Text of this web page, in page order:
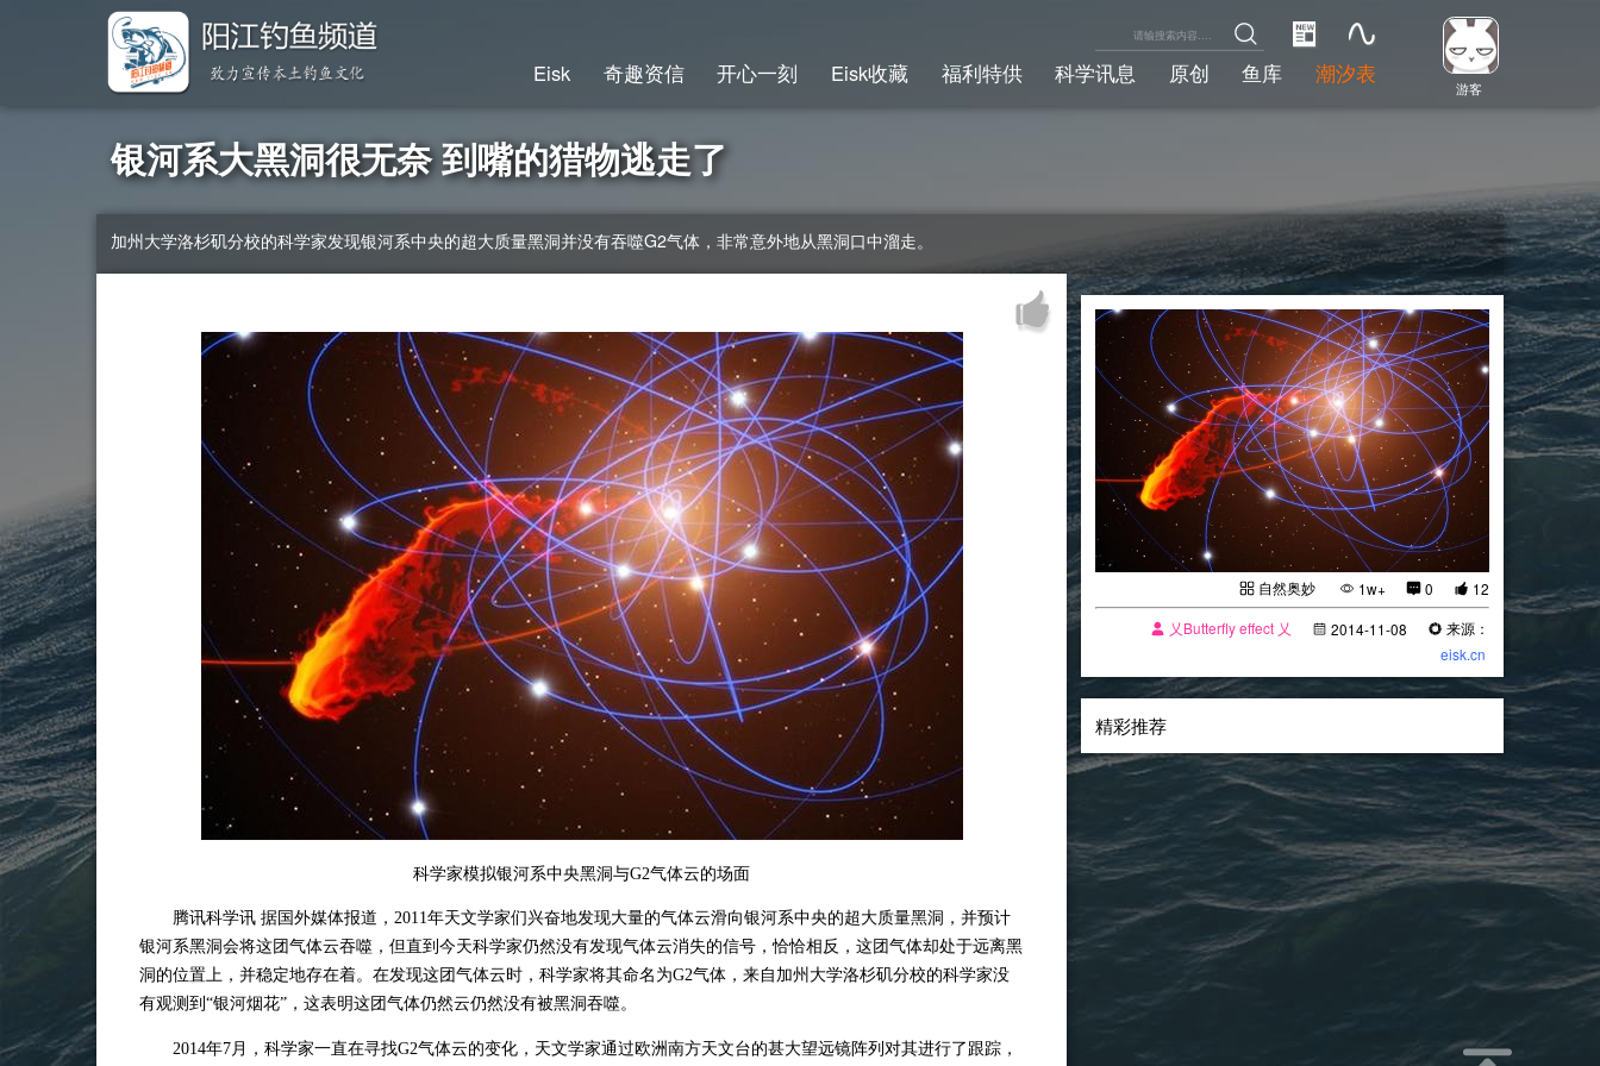
游客
Eisk 奇趣资信 开心一刻 Eisk收藏 福利特供 科学讯息 原创 鱼库 潮汐表
银河系大黑洞很无奈 到嘴的猎物逃走了
加州大学洛杉矶分校的科学家发现银河系中央的超大质量黑洞并没有吞噬G2气体，非常意外地从黑洞口中溜走。
科学家模拟银河系中央黑洞与G2气体云的场面
腾讯科学讯 据国外媒体报道，2011年天文学家们兴奋地发现大量的气体云滑向银河系中央的超大质量黑洞，并预计
银河系黑洞会将这团气体云吞噬，但直到今天科学家仍然没有发现气体云消失的信号，恰恰相反，这团气体却处于远离黑
洞的位置上，并稳定地存在着。在发现这团气体云时，科学家将其命名为G2气体，来自加州大学洛杉矶分校的科学家没
有观测到“银河烟花”，这表明这团气体仍然云仍然没有被黑洞吞噬。
2014年7月，科学家一直在寻找G2气体云的变化，天文学家通过欧洲南方天文台的甚大望远镜阵列对其进行了跟踪，
自然奥妙 1w+ 0
12
乂Butterfly effect 乂
2014-11-08
来源：
eisk.cn
精彩推荐